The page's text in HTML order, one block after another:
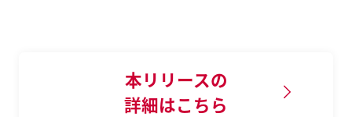
本リリースの
詳細はこちら